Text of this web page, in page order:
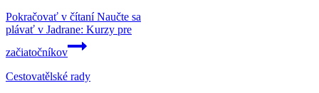
Pokračovať v čítaníNaučte sa
plávať v Jadrane: Kurzy pre
začiatočníkov
Cestovatělské rady